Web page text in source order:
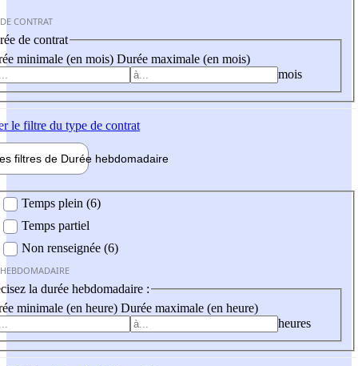
CONTRAT
de contrat
minimale (en mois) Durée maximale (en mois)
mois
le filtre du type de contrat
filtres de Durée hebdomadaire
Temps plein (6)
Temps partiel
Non renseignée (6)
la durée hebdomadaire :
minimale (en heure) Durée maximale (en heure)
heures